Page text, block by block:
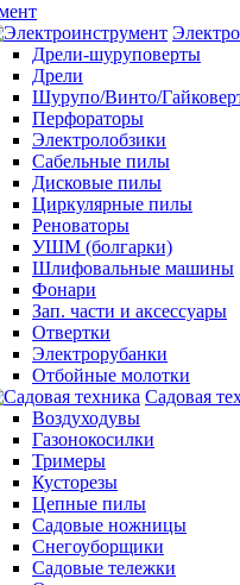
Дрели-шуруповерты
Дрели
Шурупо/Винто/
Перфораторы
Электролобзики
Сабельные пилы
Дисковые пилы
Циркулярные пилы
Реноваторы
УШМ (болгарки)
Шлифовальные машины
Фонари
Зап. части и аксессуары
Отвертки
Электрорубанки
Отбойные молотки
Садовая
Воздуходувы
Газонокосилки
Тримеры
Кусторезы
Цепные пилы
Садовые ножницы
Снегоуборщики
Садовые тележки